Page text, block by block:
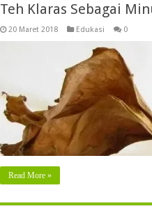
Teh Klaras Sebagai
20 Maret 2018 Edukasi 0
Read More »